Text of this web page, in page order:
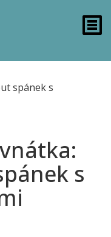
spánek s
s